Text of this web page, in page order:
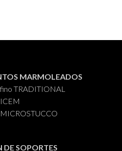
MARMOLEADOS
TRADITIONAL
DE SOPORTES